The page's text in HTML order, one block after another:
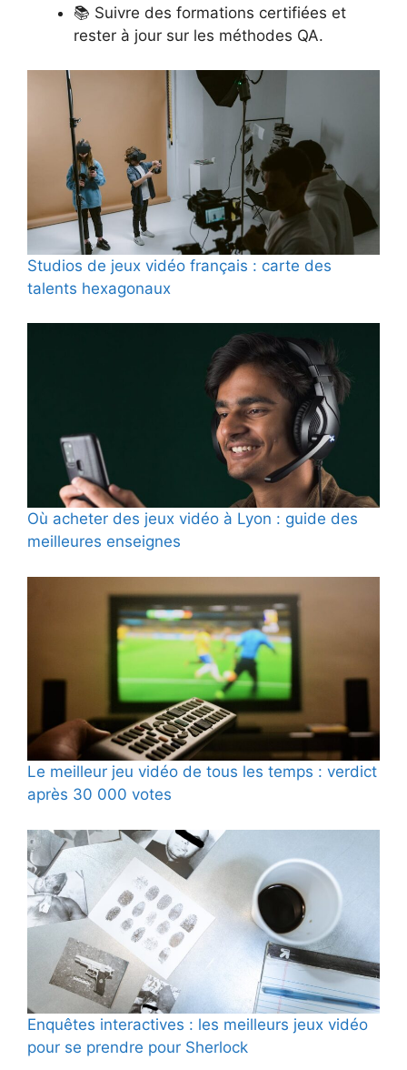
📚 Suivre des formations certifiées et
rester à jour sur les méthodes QA.
Studios de jeux vidéo français : carte des
talents hexagonaux
Où acheter des jeux vidéo à Lyon : guide des
meilleures enseignes
Le meilleur jeu vidéo de tous les temps : verdict
après 30 000 votes
Enquêtes interactives : les meilleurs jeux vidéo
pour se prendre pour Sherlock